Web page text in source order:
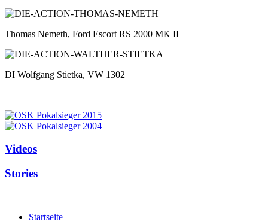
Thomas Nemeth, Ford Escort RS 2000 MK II
DI Wolfgang Stietka, VW 1302
Videos
Stories
Startseite